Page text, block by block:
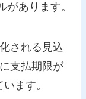
があります。
される見込
支払期限が
ます。